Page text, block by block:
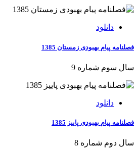
دانلود
فصلنامه پیام بهبودی زمستان 1385
سال سوم شماره 9
دانلود
فصلنامه پیام بهبودی پاییز 1385
سال دوم شماره 8